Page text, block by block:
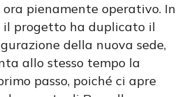
ora pienamente operativo. In
il progetto ha duplicato il
della nuova sede,
allo stesso tempo la
passo, poiché ci apre